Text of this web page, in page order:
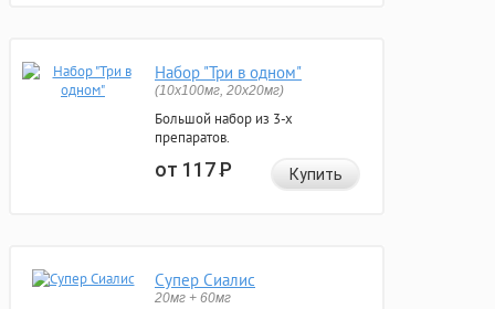
Набор "Три в одном"
(10x100мг, 20x20мг)
Большой набор из 3-х
препаратов.
от 117Р Купить
Супер Сиалис
20мг + 60мг